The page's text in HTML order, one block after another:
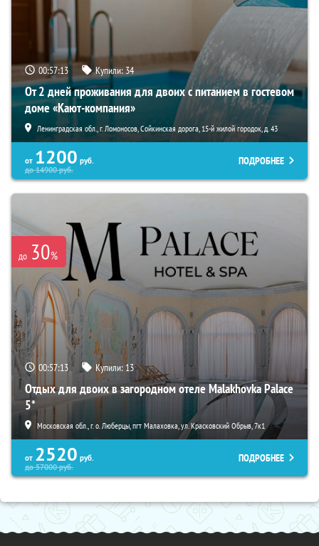
00:57:11 Купили:34
От 2 дней проживания для двоих с питанием в гостевом
доме «Кают-компания»
Ленинградская обл., г. Ломоносов, Сойкинская дорога, 15-й жилой городок, д. 43
от 1200 руб.
до14900руб.
ПОДРОБНЕЕ
до 30%
00:57:11 Купили:13
Отдых для двоих в загородном отеле Malakhovka Palace
5*
Московская обл., г. о. Люберцы, пгт Малаховка, ул. Красковский Обрыв, 7к1
от 2520 руб.
до57000руб.
ПОДРОБНЕЕ